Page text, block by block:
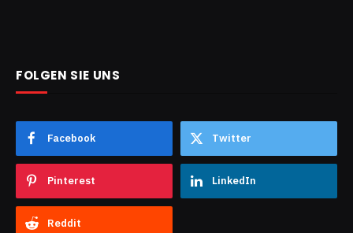
FOLGEN SIE UNS
Facebook Twitter
Pinterest LinkedIn
Reddit